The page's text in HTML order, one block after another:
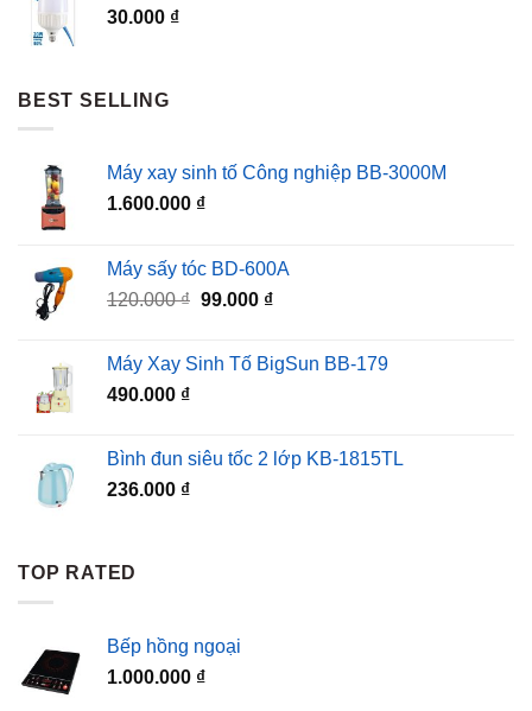
30.000 ₫
BEST SELLING
Máy xay sinh tố Công nghiệp BB-3000M
1.600.000 ₫
Máy sấy tóc BD-600A
120.000₫ Giá
120.000 ₫.
99.000 ₫Giá
là:
Máy Xay Sinh Tố BigSun BB-179
490.000 ₫
Bình đun siêu tốc 2 lớp KB-1815TL
236.000 ₫
TOP RATED
Bếp hồng ngoại
1.000.000 ₫